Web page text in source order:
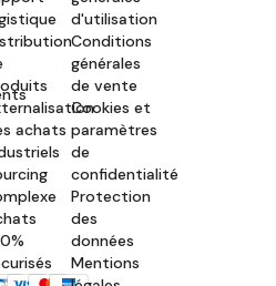
achats
d'utilisation
Conditions
générales
de vente
Cookies et
paramètres
de
confidentialité
Protection
des
données
Mentions